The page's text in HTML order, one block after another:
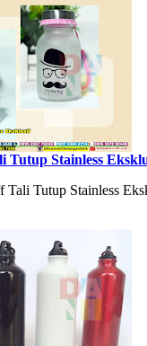
Tutup Stainless
Tali Tutup Stainless